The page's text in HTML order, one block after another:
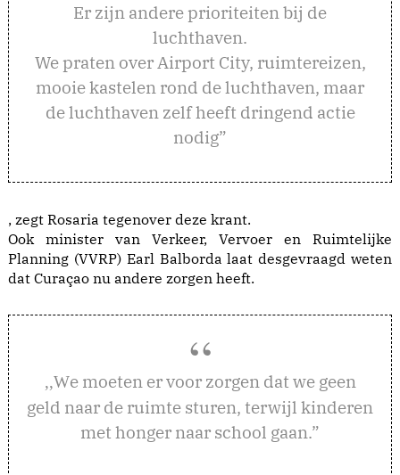
Er zijn andere prioriteiten bij de
luchthaven.
We praten over Airport City, ruimtereizen,
mooie kastelen rond de luchthaven, maar
de luchthaven zelf heeft dringend actie
nodig”
, zegt Rosaria tegenover deze krant.
Ook minister van Verkeer, Vervoer en Ruimtelijke
Planning (VVRP) Earl Balborda laat desgevraagd weten
dat Curaçao nu andere zorgen heeft.
,,We moeten er voor zorgen dat we geen
geld naar de ruimte sturen, terwijl kinderen
met honger naar school gaan.”